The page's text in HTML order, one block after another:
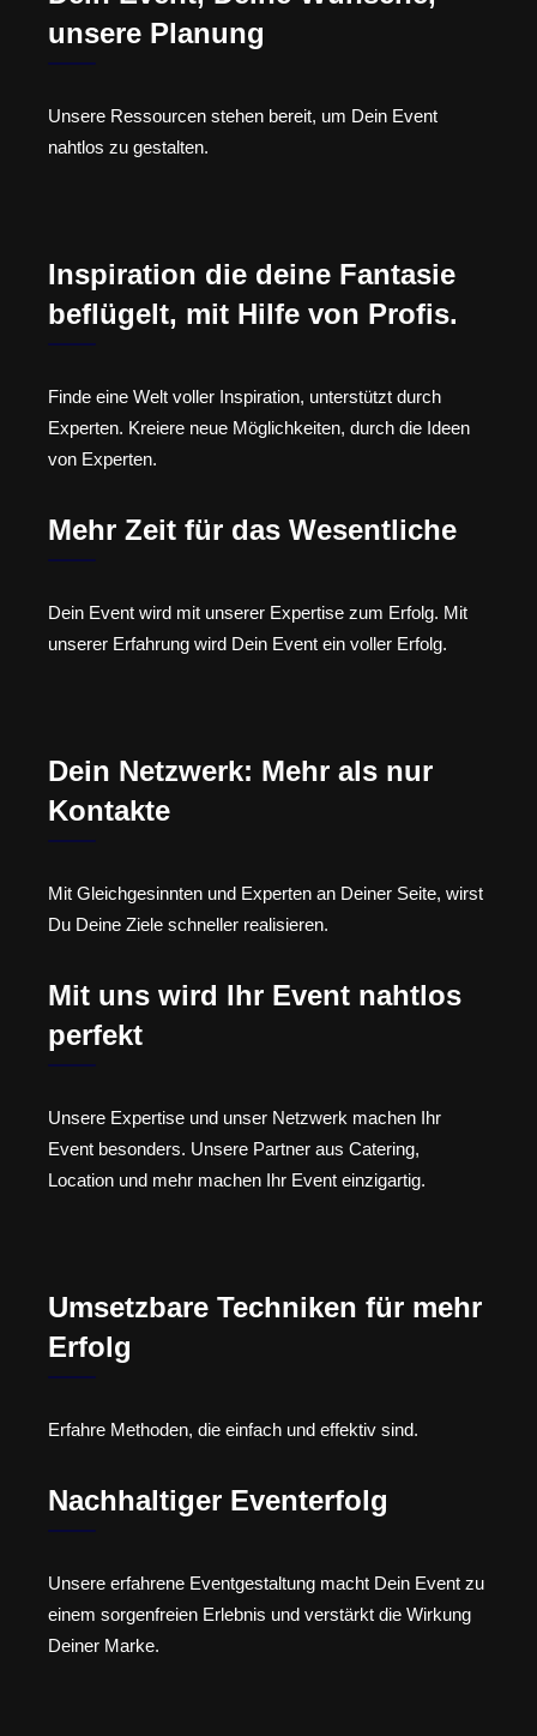
unsere Planung
Unsere Ressourcen stehen bereit, um Dein Event
nahtlos zu gestalten.
Inspiration die deine Fantasie
beflügelt, mit Hilfe von Profis.
Finde eine Welt voller Inspiration, unterstützt durch
Experten. Kreiere neue Möglichkeiten, durch die Ideen
von Experten.
Mehr Zeit für das Wesentliche
Dein Event wird mit unserer Expertise zum Erfolg. Mit
unserer Erfahrung wird Dein Event ein voller Erfolg.
Dein Netzwerk: Mehr als nur
Kontakte
Mit Gleichgesinnten und Experten an Deiner Seite, wirst
Du Deine Ziele schneller realisieren.
Mit uns wird Ihr Event nahtlos
perfekt
Unsere Expertise und unser Netzwerk machen Ihr
Event besonders. Unsere Partner aus Catering,
Location und mehr machen Ihr Event einzigartig.
Umsetzbare Techniken für mehr
Erfolg
Erfahre Methoden, die einfach und effektiv sind.
Nachhaltiger Eventerfolg
Unsere erfahrene Eventgestaltung macht Dein Event zu
einem sorgenfreien Erlebnis und verstärkt die Wirkung
Deiner Marke.